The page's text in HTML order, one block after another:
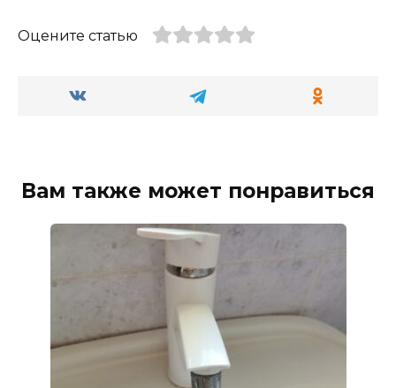
Оцените статью
Вам также может понравиться